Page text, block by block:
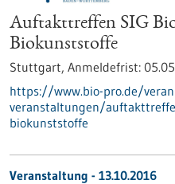
Auftakttreffen SIG
Biokunststoffe
Stuttgart, Anmeldefrist:
https://www.bio-pro.de/
veranstaltungen/
biokunststoffe
Veranstaltung - 13.10.2016